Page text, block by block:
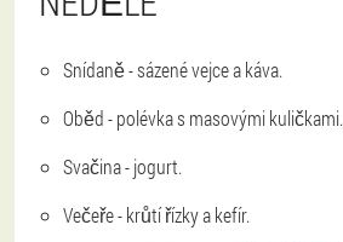
Snídaně - sázené vejce a káva.
Oběd - polévka s masovými kuličkami.
Svačina - jogurt.
Večeře - krůtí řízky a kefír.